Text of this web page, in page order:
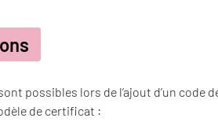
possibles lors de l’ajout d’un code
de certificat :